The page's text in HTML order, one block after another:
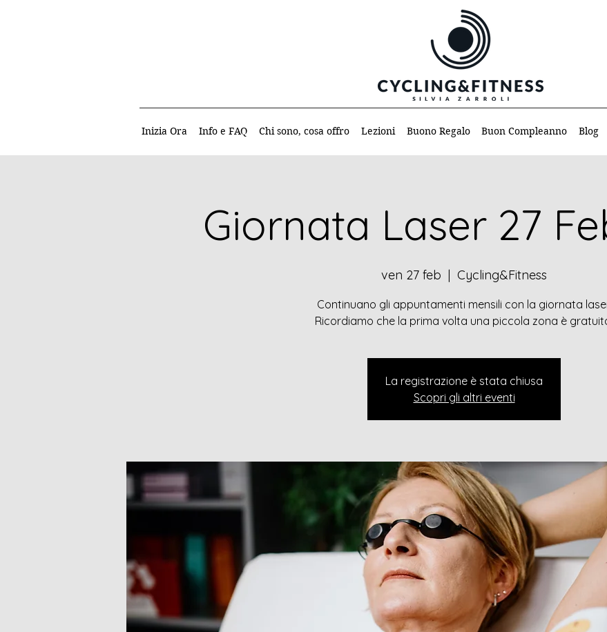
Inizia Ora Info e FAQ Chi sono, cosa offro Lezioni Buono Regalo Buon Compleanno Blog
Giornata Laser 27
ven 27 feb
  |
Cycling&Fitness
Continuano gli appuntamenti mensili con la giornata
Ricordiamo che la prima volta una piccola zona è
La registrazione è stata chiusa
Scopri gli altri eventi